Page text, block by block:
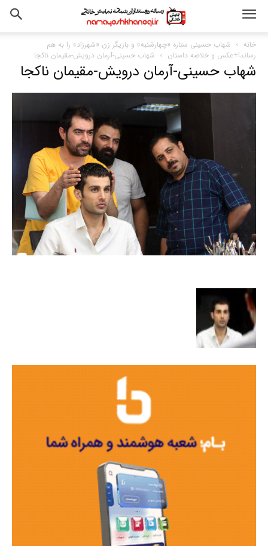
خانه
شهاب حسینی ستاره «چهارشنبه» و بازیگر زن «شهرزاد» را به هم
رساند!+عکس و خلاصه داستان
شهاب حسینی-آرمان درویش-مقیمان ناکجا
شهاب حسینی-آرمان درویش-مقیمان ناکجا